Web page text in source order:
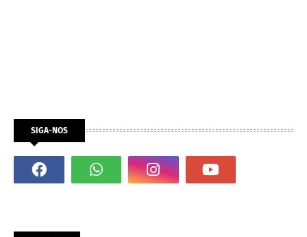
SIGA-NOS